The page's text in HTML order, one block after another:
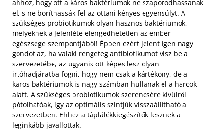
ahhoz, hogy ott a káros baktériumok ne szaporodhassanak
el, s ne boríthassák fel az ottani kényes egyensúlyt. A
szükséges probiotikumok olyan hasznos baktériumok,
melyeknek a jelenléte elengedhetetlen az ember
egészsége szempontjából! Éppen ezért jelent igen nagy
gondot az, ha valaki rengeteg antibiotikumot visz be a
szervezetébe, az ugyanis ott képes lesz olyan
irtóhadjáratba fogni, hogy nem csak a kártékony, de a
káros baktériumok is nagy számban hullanak el a harcok
alatt. A szükséges probiotikumok szerencsére kívülről
pótolhatóak, így az optimális szintjük visszaállítható a
szervezetben. Ehhez a táplálékkiegészítők lesznek a
leginkább javallottak.